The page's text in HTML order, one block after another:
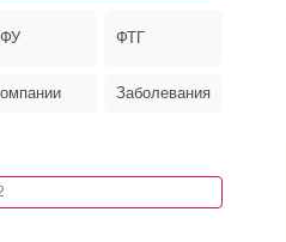
ФТГ
Заболевания